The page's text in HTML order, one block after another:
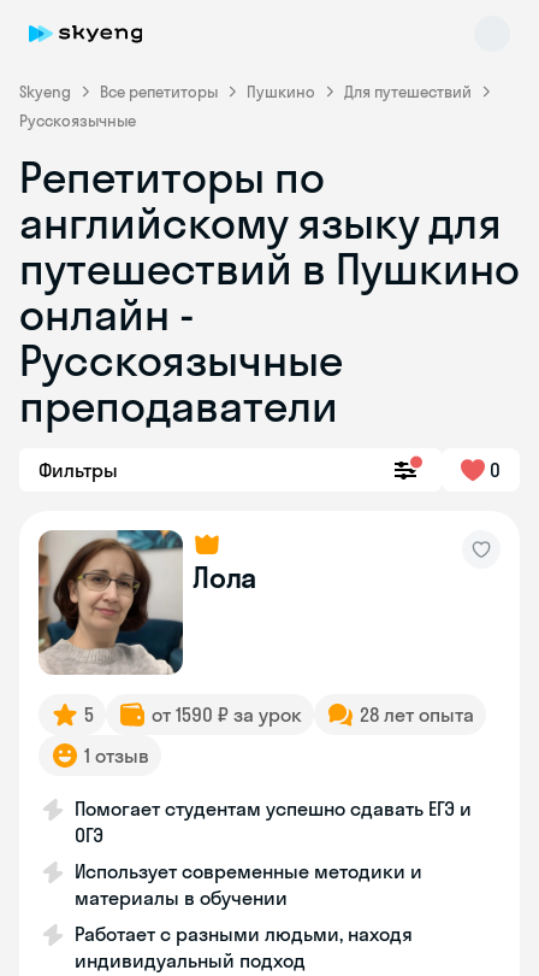
Skyeng Все репетиторы Пушкино
Для путешествий
Русскоязычные
Репетиторы по
английскому языку для
путешествий в Пушкино
онлайн -
Русскоязычные
преподаватели
Фильтры 0
Лола
5 от 1590 ₽ за урок
28 лет опыта
1 отзыв
Помогает студентам успешно сдавать ЕГЭ и
ОГЭ
Использует современные методики и
материалы в обучении
Работает с разными людьми, находя
индивидуальный подход
Skyeng Chat